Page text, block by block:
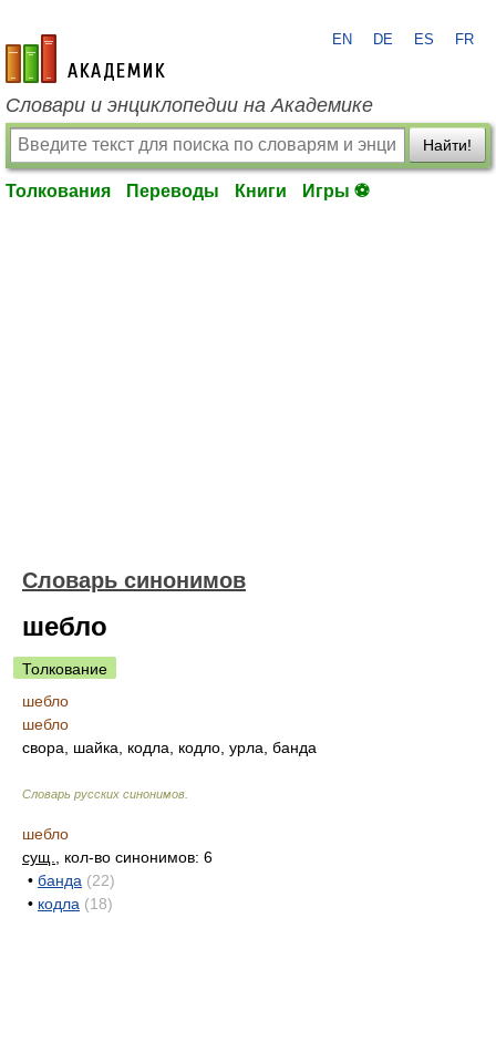
academic.ru
EN DE ES FR
Словари и энциклопедии на Академике
Найти!
Толкования Переводы Книги Игры ⚽
Словарь синонимов
шебло
Толкование
шебло
шебло
свора, шайка, кодла, кодло, урла, банда
Словарь русских синонимов
шебло
сущ.
, кол-во синонимов: 6
• банда (22)
• кодла (18)